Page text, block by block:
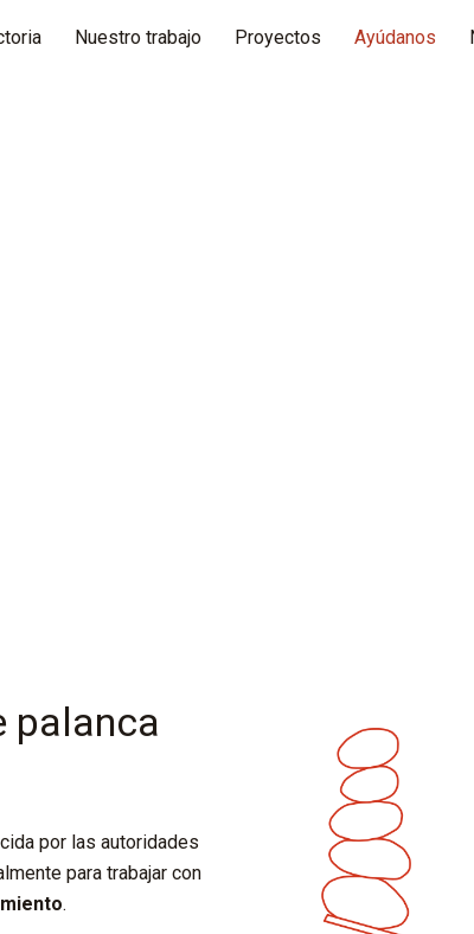
Nuestro trabajo Proyectos Ayúdanos
palanca
por las autoridades
para trabajar con
.